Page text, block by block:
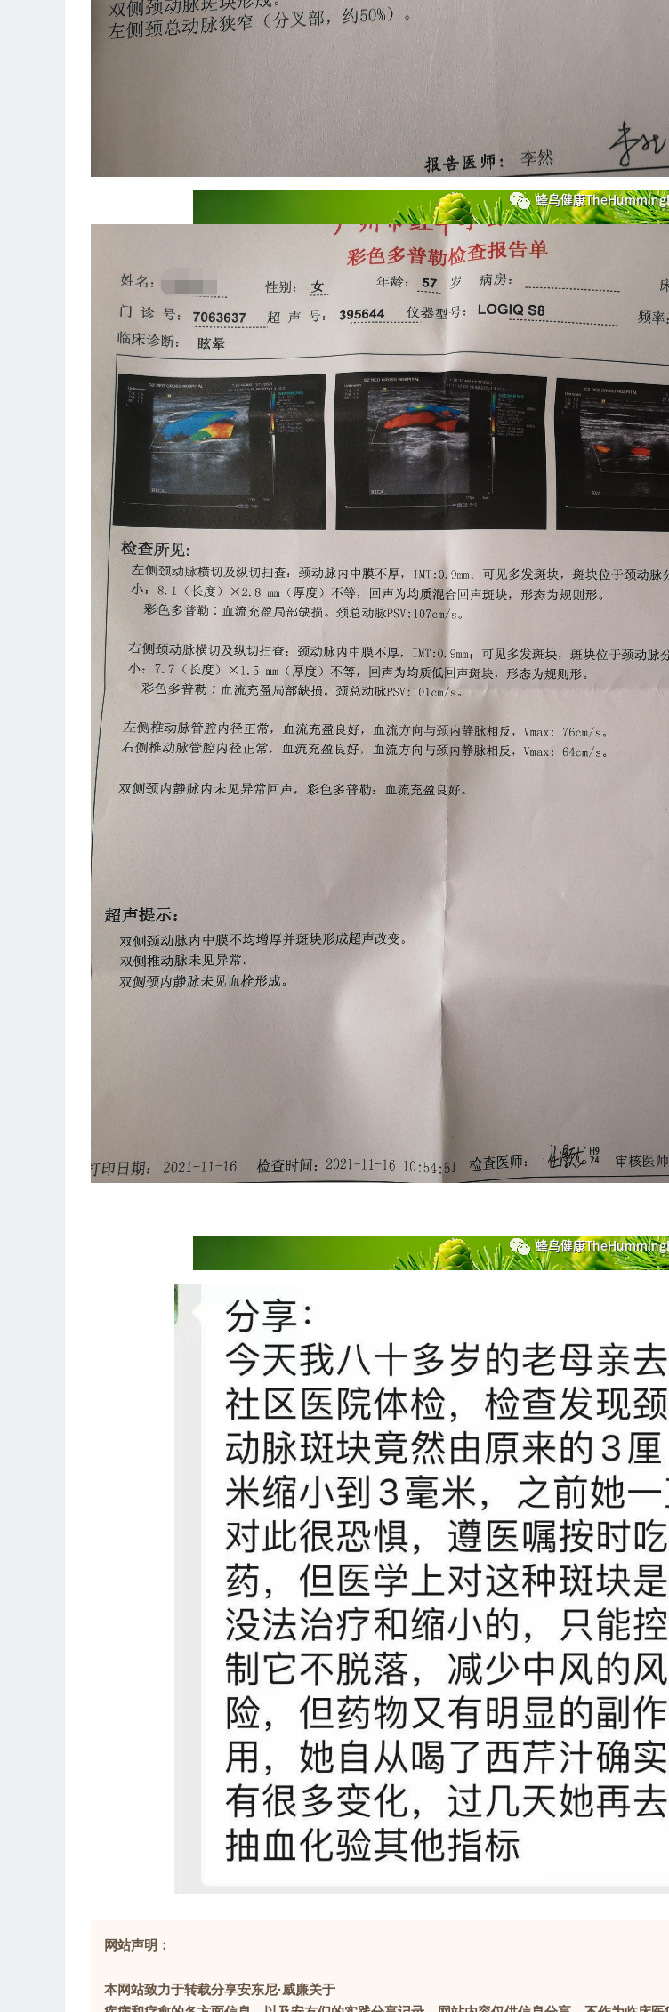
网站声明：
本网站致力于转载分享安东尼·威廉关于